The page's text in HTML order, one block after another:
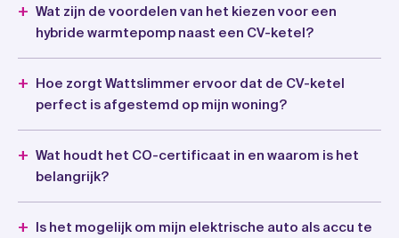
Wat zijn de voordelen van het kiezen voor een
hybride warmtepomp naast een CV-ketel?
Hoe zorgt Wattslimmer ervoor dat de CV-ketel
perfect is afgestemd op mijn woning?
Wat houdt het CO-certificaat in en waarom is het
belangrijk?
Is het mogelijk om mijn elektrische auto als accu te